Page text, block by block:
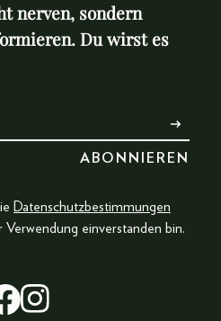
nerven, sondern
Du wirst es
Datenschutzbestimmungen
einverstanden bin.